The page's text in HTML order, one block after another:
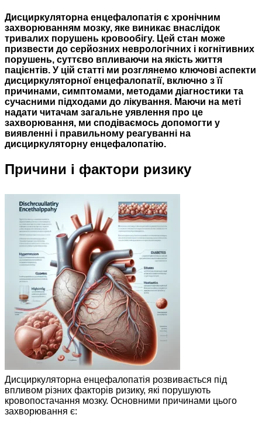
Дисциркуляторна енцефалопатія є хронічним
захворюванням мозку, яке виникає внаслідок
тривалих порушень кровообігу. Цей стан може
призвести до серйозних неврологічних і когнітивних
порушень, суттєво впливаючи на якість життя
пацієнтів. У цій статті ми розглянемо ключові аспекти
дисциркуляторної енцефалопатії, включно з її
причинами, симптомами, методами діагностики та
сучасними підходами до лікування. Маючи на меті
надати читачам загальне уявлення про це
захворювання, ми сподіваємось допомогти у
виявленні і правильному реагуванні на
дисциркуляторну енцефалопатію.
Причини і фактори ризику
Дисциркуляторна енцефалопатія розвивається під
впливом різних факторів ризику, які порушують
кровопостачання мозку. Основними причинами цього
захворювання є: